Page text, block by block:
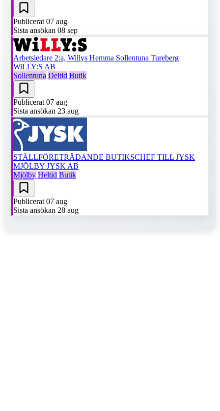
Publicerat 07 aug
Sista ansökan 08 sep
Arbetsledare 2:a, Willys Hemma Sollentuna Tureberg
WiLLY:S AB
Sollentuna Deltid Butik
Publicerat 07 aug
Sista ansökan 23 aug
STÄLLFÖRETRÄDANDE BUTIKSCHEF TILL JYSK
MJÖLBY JYSK AB
Mjölby Heltid Butik
Publicerat 07 aug
Sista ansökan 28 aug